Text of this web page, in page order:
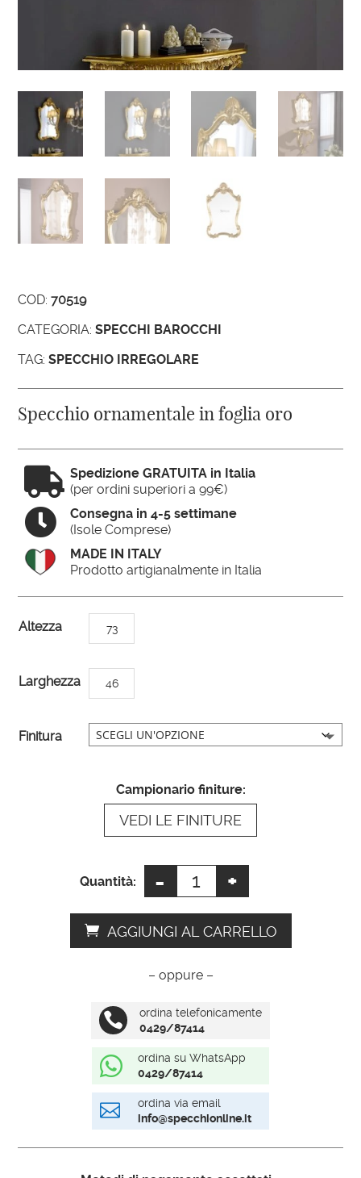
COD:70519
CATEGORIA:SPECCHI BAROCCHI
TAG:SPECCHIO IRREGOLARE
Specchio ornamentale in foglia oro
 Spedizione GRATUITA in Italia
(per ordini superiori a 99€)

Consegna in 4-5 settimane
(Isole Comprese)
MADE IN ITALY
Prodotto artigianalmente in Italia
Altezza 73
Larghezza 46
Finitura
Campionario finiture:
VEDI LE FINITURE
Quantità: -
Cornice
barocca
quantità
+
AGGIUNGI AL CARRELLO
A
e
n
– oppure –

ordina telefonicamente
0429/87414

ordina su WhatsApp
0429/87414

ordina via email
info@specchionline.it